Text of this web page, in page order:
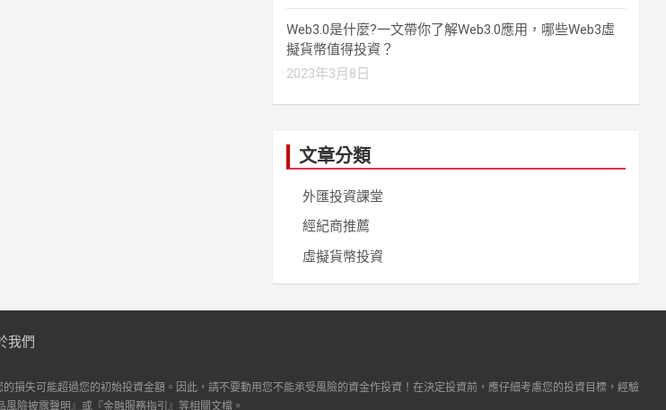
Web3.0是什麼?一文帶你了解Web3.0應用，哪些Web3虛
擬貨幣值得投資？
2023年3月8日
文章分類
外匯投資課堂
經紀商推薦
虛擬貨幣投資
我們
失可能超過您的初始投資金額。因此，請不要動用您不能承受風險的資金作投資！在決定投資前，應仔細考慮您的投資目標，經驗
險披露聲明』或『金融服務指引』等相關文檔。